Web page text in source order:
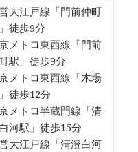
大江戸線「門前仲町
徒歩9分
メトロ東西線「門前
駅」徒歩9分
メトロ東西線「木場
徒歩12分
メトロ半蔵門線「清
河駅」徒歩15分
大江戸線「清澄白河